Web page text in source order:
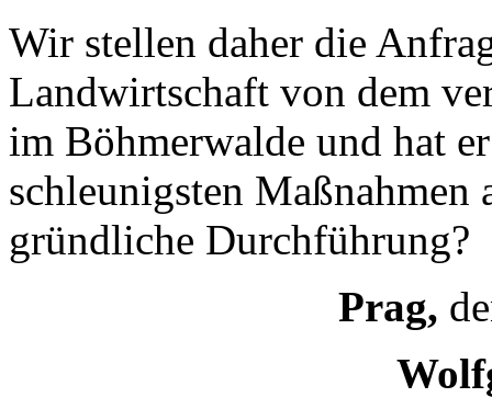
Wir stellen daher die
Landwirtschaft von dem
im Böhmerwalde und hat
schleunigsten Maßnahmen
gründliche Durchführung?
Prag,